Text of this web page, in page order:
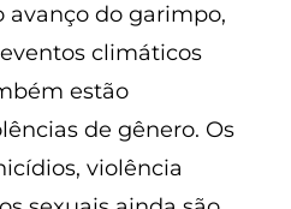
avanço do garimpo,
climáticos
estão
de gênero. Os
violência